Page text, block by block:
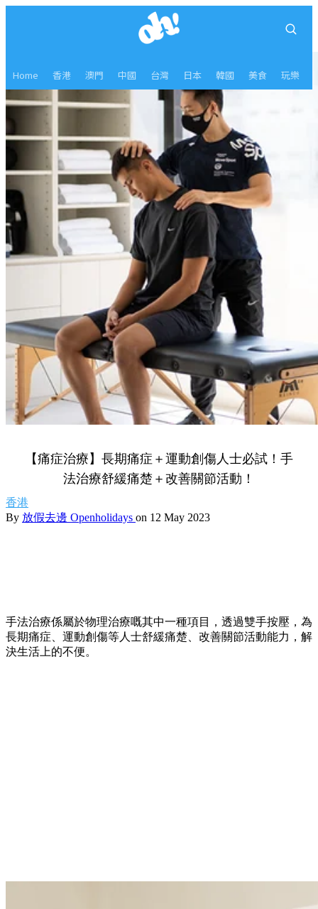
Home 香港 澳門 中國 台灣 日本 韓國 美食 玩樂
【痛症治療】長期痛症＋運動創傷人士必試！手
法治療舒緩痛楚＋改善關節活動！
香港
By 放假去邊 Openholidays on 12 May 2023
手法治療係屬於物理治療嘅其中一種項目，透過雙手按壓，為
長期痛症、運動創傷等人士舒緩痛楚、改善關節活動能力，解
決生活上的不便。